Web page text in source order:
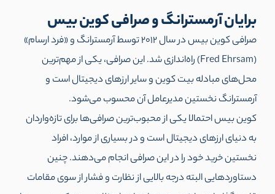
برایان آرمسترانگ و صرافی کوین بیس
صرافی کوین بیس در سال 2012 توسط آرمسترانگ و «فرد ارسام»
(Fred Ehrsam) راه‌اندازی شد. این صرافی، یکی از مهم‌ترین
محل‌های مبادله بیت کوین و سایر ارزهای دیجیتال است و
آرمسترانگ نخستین مدیرعامل آن محسوب می‌شود.
کوین بیس احتمالا یکی از محبوب‌ترین صرافی‌ها برای تازه‌واردان
به دنیای ارزهای دیجیتال است و در بسیاری از موارد، افراد
نخستین خرید خود را در این صرافی انجام می‌دهند. چنین
دستاوردهایی البته درجه بالایی از نظارت و فشار از سوی مقامات